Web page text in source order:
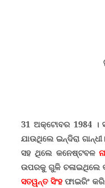
31 ଅକ୍ଟୋବର 1984
ଯାଉଥିଲେ ଇନ୍ଦିରା ଗାନ୍ଧୀ
ସହ ଥିଲେ କନେଷ୍ଟବଳ
ଉପରକୁ ଗୁଳି ଚଳାଇଥିଲେ
ସତୱନ୍ତ ସିଂହଫାଇରିଂ